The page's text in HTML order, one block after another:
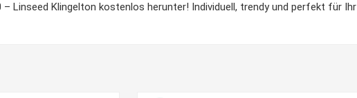
– Linseed Klingelton kostenlos herunter! Individuell, trendy und perfekt für Ihr